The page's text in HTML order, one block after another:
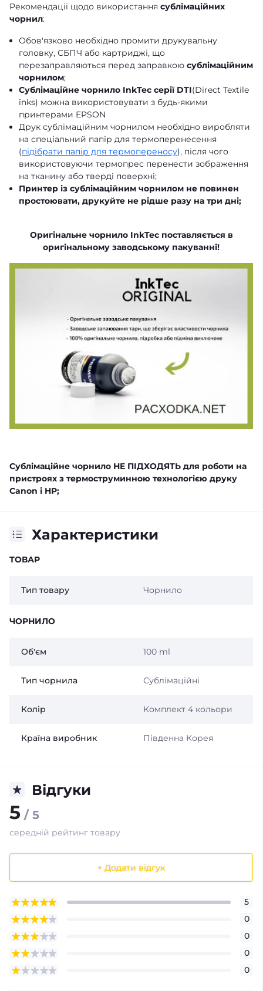
Рекомендації щодо використання сублімаційних
чорнил:
Обов'язково необхідно промити друкувальну
головку, СБПЧ або картриджі, що
перезаправляються перед заправкою сублімаційним
чорнилом;
Сублімаційне чорнило InkTec серії DTI(Direct Textile
inks) можна використовувати з будь-якими
принтерами EPSON
Друк сублімаційним чорнилом необхідно виробляти
на спеціальний папір для термоперенесення
(підібрати папір для термопереносу), після чого
використовуючи термопрес перенести зображення
на тканину або тверді поверхні;
Принтер із сублімаційним чорнилом не повинен
простоювати, друкуйте не рідше разу на три дні;
Оригінальне чорнило InkTec поставляється в
оригінальному заводському пакуванні!
Сублімаційне чорнило НЕ ПІДХОДЯТЬ для роботи на
пристроях з термоструминною технологією друку
Canon і HP;
Характеристики
ТОВАР
Тип товару Чорнило
ЧОРНИЛО
Об'єм 100 ml
Тип чорнила Сублімаційні
Колір Комплект 4 кольори
Країна виробник Південна Корея
Відгуки
5 / 5
середній рейтинг товару
+ Додати відгук
5
0
0
0
0